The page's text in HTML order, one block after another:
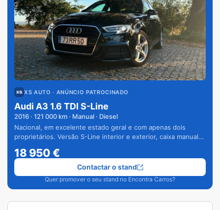
XS AUTO · ANÚNCIO PATROCINADO
Audi A3 1.6 TDI S-Line
2016 · 121 000 km · Manual · Diesel
Nacional, em excelente estado geral e com apenas dois
proprietários. Versão S-Line interior e exterior, caixa manual
18 950€
Quer promover o seu stand no Encontra Carros?
Contactar o stand